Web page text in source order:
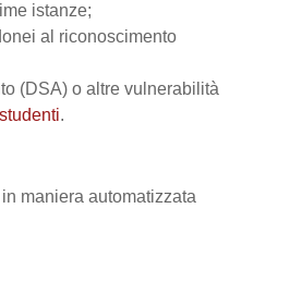
istanze;
al riconoscimento
(DSA) o altre vulnerabilità
.
maniera automatizzata